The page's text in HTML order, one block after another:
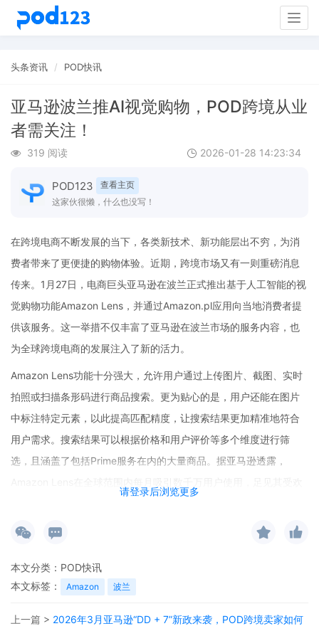
头条资讯 POD快讯
亚马逊波兰推AI视觉购物，POD跨境从业
者需关注！
319 阅读 2026-01-28 14:23:34
POD123
查看主页
这家伙很懒，什么也没写！
请登录后浏览更多
在跨境电商不断发展的当下，各类新技术、新功能层出不穷，为消
费者带来了更便捷的购物体验。近期，跨境市场又有一则重磅消息
传来。1月27日，电商巨头亚马逊在波兰正式推出基于人工智能的视
觉购物功能Amazon Lens，并通过Amazon.pl应用向当地消费者提
供该服务。这一举措不仅丰富了亚马逊在波兰市场的服务内容，也
为全球跨境电商的发展注入了新的活力。
Amazon Lens功能十分强大，允许用户通过上传图片、截图、实时
拍照或扫描条形码进行商品搜索。更为贴心的是，用户还能在图片
中标注特定元素，以此提高匹配精度，让搜索结果更加精准地符合
用户需求。搜索结果可以根据价格和用户评价等多个维度进行筛
选，且涵盖了包括Prime服务在内的大量商品。据亚马逊透露，
此次在波兰推出后，当地用户只需点击应用内的相机图标即可轻松
于波兰的消费者来说，无疑是购物体验上的一次重大升级。
得高度关注。POD（Print-on-Demand）模式在跨境电商中占据着
本文分类： POD快讯
本文标签：
Amazon 波兰
上一篇 > 2026年3月亚马逊“DD + 7”新政来袭，POD跨境卖家如何